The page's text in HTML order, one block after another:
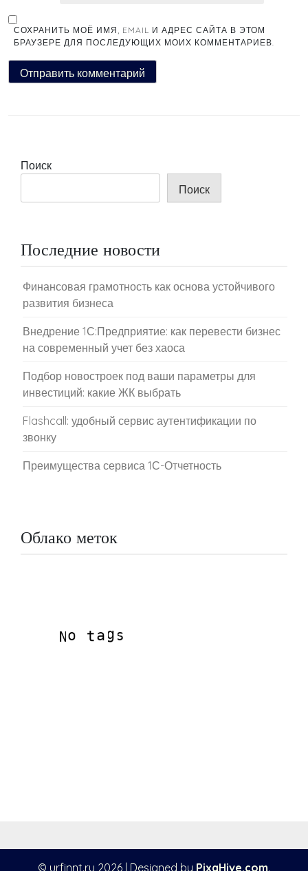
СОХРАНИТЬ МОЁ ИМЯ, EMAIL И АДРЕС САЙТА В ЭТОМ
БРАУЗЕРЕ ДЛЯ ПОСЛЕДУЮЩИХ МОИХ КОММЕНТАРИЕВ.
Поиск
Поиск
Последние новости
Финансовая грамотность как основа устойчивого
развития бизнеса
Внедрение 1С:Предприятие: как перевести бизнес
на современный учет без хаоса
Подбор новостроек под ваши параметры для
инвестиций: какие ЖК выбрать
Flashcall: удобный сервис аутентификации по
звонку
Преимущества сервиса 1С-Отчетность
Облако меток
© urfinnt.ru 2026 | Designed by PixaHive.com.